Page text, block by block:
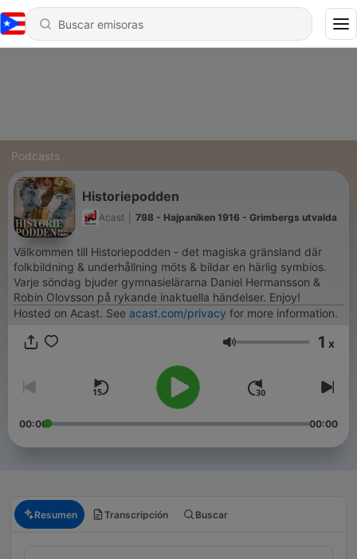
Podcasts
Historiepodden
Acast 798 - Hajpaniken 1916 - Grimbergs utvalda
Välkommen till Historiepodden - det magiska gränsland där
folkbildning & underhållning möts & bildar en härlig symbios.
Varje söndag bjuder gymnasielärarna Daniel Hermansson &
Robin Olovsson på rykande inaktuella händelser. Enjoy!
Hosted on Acast. See acast.com/privacy for more information.
Volumen 1 x
00:00 00:00
Resumen Transcripción Buscar